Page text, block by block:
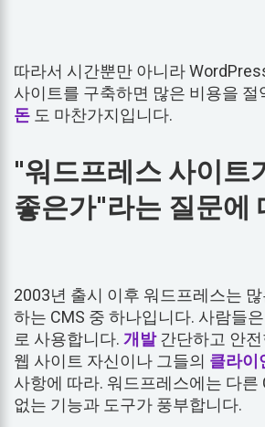
따라서 시간뿐만 아니라
사이트를 구축하면 많은 비용을 절
돈 도 마찬가지입니다.
"워드프레스 사이트
좋은가"라는 질문에
2003년 출시 이후 워드프레스는
하는 CMS 중 하나입니다. 사람들
로 사용합니다. 개발간단하고 안전
웹 사이트 자신이나 그들의 클라이
사항에 따라. 워드프레스에는 다른
없는 기능과 도구가 풍부합니다.